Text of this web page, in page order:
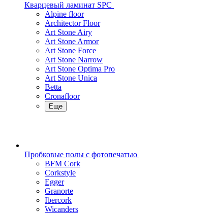
Кварцевый ламинат SPC
Alpine floor
Architector Floor
Art Stone Airy
Art Stone Armor
Art Stone Force
Art Stone Narrow
Art Stone Optima Pro
Art Stone Unica
Betta
Cronafloor
Еще
Пробковые полы с фотопечатью
BFM Cork
Corkstyle
Egger
Granorte
Ibercork
Wicanders